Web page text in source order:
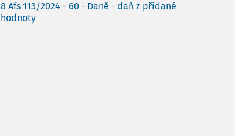
8 Afs 113/2024 - 60 - Daně - daň z přidané
hodnoty